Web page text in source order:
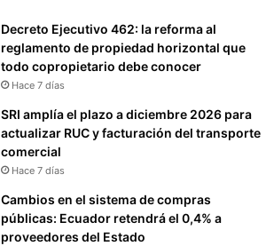
Decreto Ejecutivo 462: la reforma al
reglamento de propiedad horizontal que
todo copropietario debe conocer
Hace 7 días
SRI amplía el plazo a diciembre 2026 para
actualizar RUC y facturación del transporte
comercial
Hace 7 días
Cambios en el sistema de compras
públicas: Ecuador retendrá el 0,4% a
proveedores del Estado